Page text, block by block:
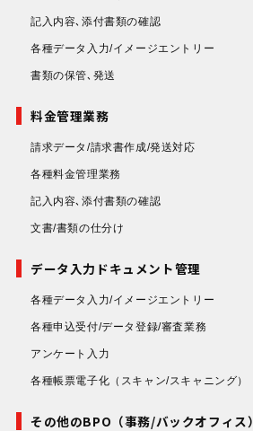
記入内容､添付書類の確認
各種データ入力/イメージエントリー
書類の保管､発送
料金管理業務
請求データ/請求書作成/発送対応
各種料金管理業務
記入内容､添付書類の確認
文書/書類の仕分け
データ入力ドキュメント管理
各種データ入力/イメージエントリー
各種申込受付/データ登録/審査業務
アンケート入力
各種帳票電子化 （スキャン/スキャニング）
その他のBPO（事務/バックオフィス）